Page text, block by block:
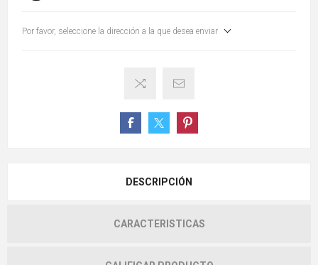
Por favor, seleccione la dirección a la que desea enviar
DESCRIPCIÓN
CARACTERISTICAS